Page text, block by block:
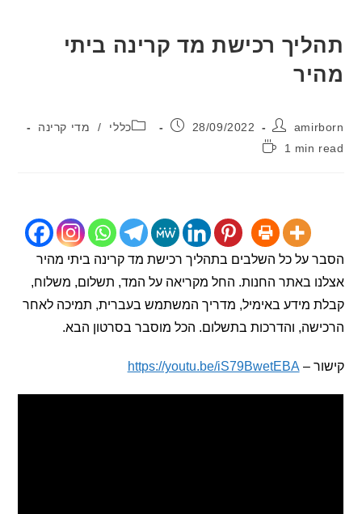
רכישת מד קרינה ביתי
פורסם:
28/09/2022 קטגוריה:
כללי / מדי קרינה
1 min
על כל השלבים בתהליך רכישת מד קרינה ביתי מהיר
באתר החנות. החל מקריאה על המד, תשלום, משלוח,
מידע באימיל, מדריך המשתמש בעברית, תמיכה לאחר
והדרכות בתשלום. הכל מוסבר בסרטון הבא.
–
https://youtu.be/iS79BwetEBA